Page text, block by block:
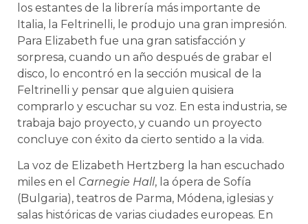
los estantes de la librería más importante de
Italia, la Feltrinelli, le produjo una gran impresión.
Para Elizabeth fue una gran satisfacción y
sorpresa, cuando un año después de grabar el
disco, lo encontró en la sección musical de la
Feltrinelli y pensar que alguien quisiera
comprarlo y escuchar su voz. En esta industria, se
trabaja bajo proyecto, y cuando un proyecto
concluye con éxito da cierto sentido a la vida.
La voz de Elizabeth Hertzberg la han escuchado
miles en el Carnegie Hall, la ópera de Sofía
(Bulgaria), teatros de Parma, Módena, iglesias y
salas históricas de varias ciudades europeas. En